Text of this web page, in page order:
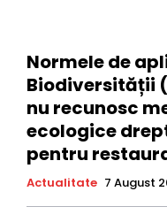
Normele de
Biodiversității
nu recunosc
ecologice
pentru
Actualitate 7 August